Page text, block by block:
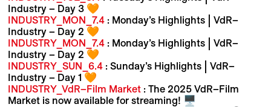
Industry – Day 3 🧡
INDUSTRY_MON_7.4: Monday’s Highlights | VdR–
Industry – Day 2 🧡
INDUSTRY_MON_7.4: Monday’s Highlights | VdR–
Industry – Day 2 🧡
INDUSTRY_SUN_6.4: Sunday’s Highlights | VdR–
Industry – Day 1 🧡
INDUSTRY_VdR–Film Market: The 2025 VdR–Film
Market is now available for streaming! 🖥️